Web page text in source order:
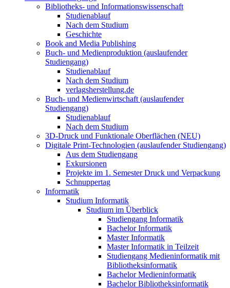
Bibliotheks- und Informationswissenschaft
Studienablauf
Nach dem Studium
Geschichte
Book and Media Publishing
Buch- und Medienproduktion (auslaufender
Studiengang)
Studienablauf
Nach dem Studium
verlagsherstellung.de
Buch- und Medienwirtschaft (auslaufender
Studiengang)
Studienablauf
Nach dem Studium
3D-Druck und Funktionale Oberflächen (NEU)
Digitale Print-Technologien (auslaufender Studiengang)
Aus dem Studiengang
Exkursionen
Projekte im 1. Semester Druck und Verpackung
Schnuppertag
Informatik
Studium Informatik
Studium im Überblick
Studiengang Informatik
Bachelor Informatik
Master Informatik
Master Informatik in Teilzeit
Studiengang Medieninformatik mit
Bibliotheksinformatik
Bachelor Medieninformatik
Bachelor Bibliotheksinformatik